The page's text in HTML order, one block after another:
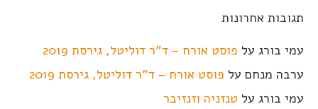
תגובות אחרונות
עמי בורג על פוסט אורח – ד"ר דוליטל, גירסת 2019
ערבה מנחם על פוסט אורח – ד"ר דוליטל, גירסת 2019
עמי בורג על טנזניה וזנזיבר